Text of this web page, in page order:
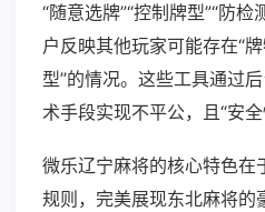
“随意选牌”“控制牌型”“防
户反映其他玩家可能存在“
型”的情况。这些工具通过
术手段实现不平公，且“安全
微乐辽宁麻将的核心特色在
规则，完美展现东北麻将的